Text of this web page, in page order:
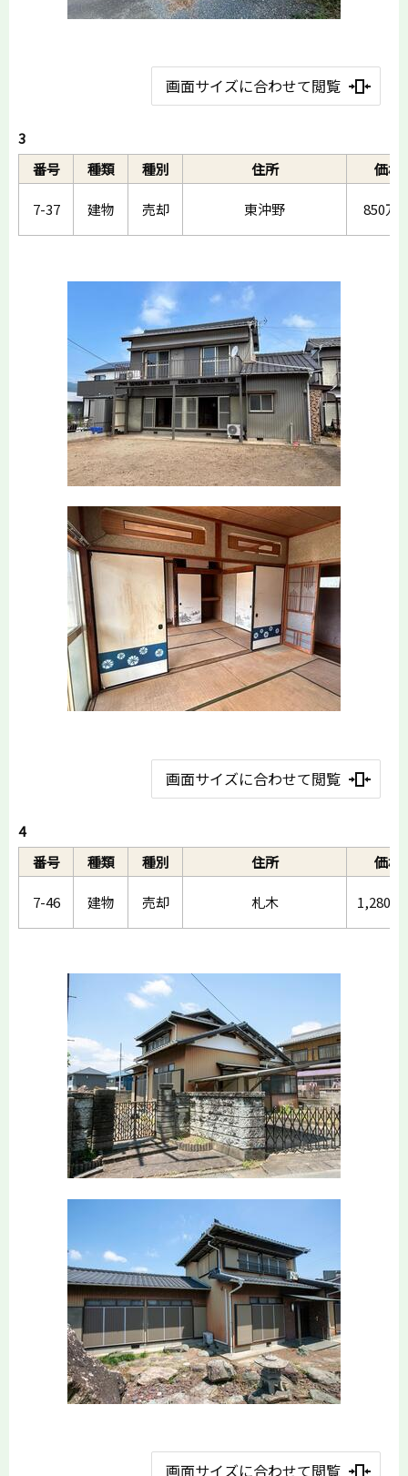
画面サイズに合わせて閲覧
3
番号
種類 種別 住所 価格
7-37 建物 売却 東沖野 850万
画面サイズに合わせて閲覧
4
番号
種類 種別 住所 価格
7-46 建物 売却 札木 1,280万
画面サイズに合わせて閲覧